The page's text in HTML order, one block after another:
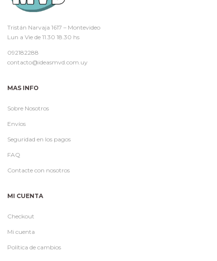
Tristán Narvaja 1617 – Montevideo
Lun a Vie de 11.30 18.30 hs
092182288
contacto@ideasmvd.com.uy
MAS INFO
Sobre Nosotros
Envíos
Seguridad en los pagos
FAQ
Contacte con nosotros
MI CUENTA
Checkout
Mi cuenta
Política de cambios